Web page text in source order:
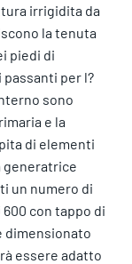
irrigidita da
la tenuta
piedi di
per l?
sono
e la
di elementi
generatrice
un numero di
con tappo di
dimensionato
essere adatto